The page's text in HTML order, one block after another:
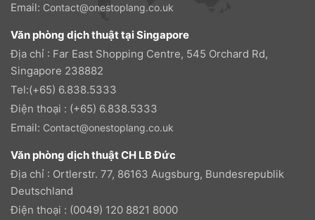
Email: Contact@onestoplang.co.uk
Văn phòng dịch thuật tại Singapore
Địa chỉ : Far East Shopping Centre, 545 Orchard Rd,
Singapore 238882
Tel:(+65) 6.838.5333
Điện thoại : (+65) 6.838.5333
Email: Contact@onestoplang.co.uk
Văn phòng dịch thuật CH LB Đức
Địa chỉ : Ortlerstr. 77, 86163 Augsburg, Bundesrepublik
Deutschland
Điện thoại : (0049) 120 8821 8000